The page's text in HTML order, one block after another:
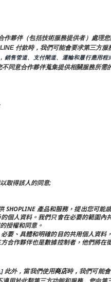
作夥伴（包括技術服務提供者）處理
付款時，我們可能會要求第三方
銷售管道、支付閘道、運輸和履行應用程
同意合作夥伴蒐集提供相關服務所需
取得該人的同意;
SHOPLINE 產品和服務，提出您可
個人資料。我們只會在必要的範圍
授權和同意。
要、具體和明確的目的共用個人資
合作夥伴也是數據控制者，他們將
] 此外，當我們使用商店時，我們可能會